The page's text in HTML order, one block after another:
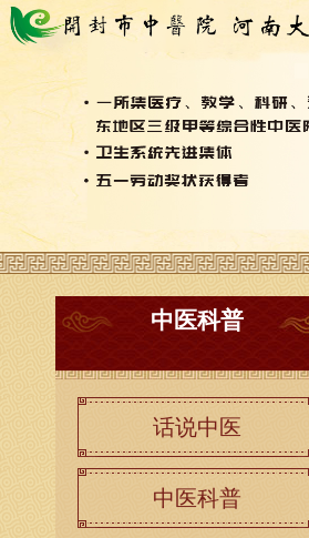
中医科普
话说中医
中医科普